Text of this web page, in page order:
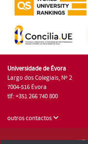
Universidade de Évora
Largo dos Colegiais, Nº 2
7004-516 Évora
tlf: +351 266 740 800
outros contactos